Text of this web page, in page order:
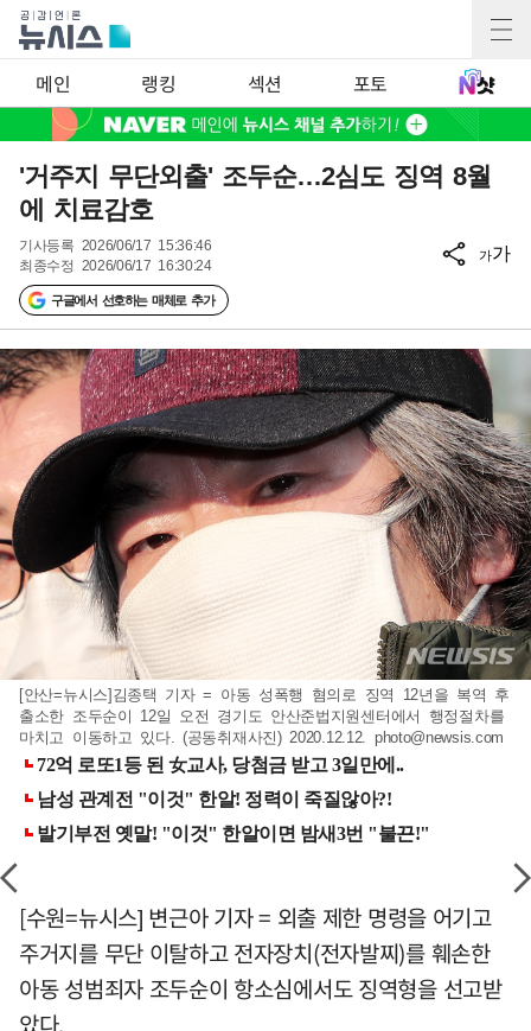
메인 랭킹 섹션 포토
'거주지 무단외출' 조두순…2심도 징역 8월
에 치료감호
기사등록 2026/06/17 15:36:46
최종수정 2026/06/17 16:30:24
구글에서 선호하는 매체로 추가
가가
[안산=뉴시스]김종택 기자 = 아동 성폭행 혐의로 징역 12년을 복역 후
출소한 조두순이 12일 오전 경기도 안산준법지원센터에서 행정절차를
마치고 이동하고 있다. (공동취재사진) 2020.12.12. photo@newsis.com
[수원=뉴시스] 변근아 기자 = 외출 제한 명령을 어기고
주거지를 무단 이탈하고 전자장치(전자발찌)를 훼손한
아동 성범죄자 조두순이 항소심에서도 징역형을 선고받
았다.